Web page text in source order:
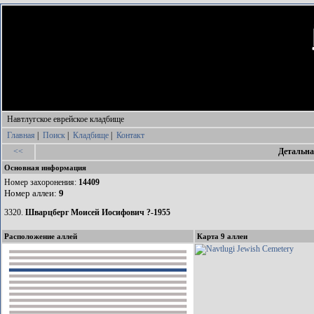
Навтлугское еврейское кладбище
Главная
Поиск Кладбище
Контакт
<<
Основная информация
Номер захоронения: 14409
Номер аллеи: 9
3320. Шварцберг Моисей Иосифович ?-1955
Расположение аллей Карта 9 аллеи